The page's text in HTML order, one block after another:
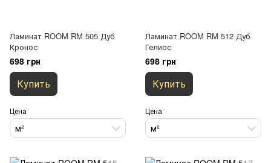
Ламинат ROOM RM 505 Дуб
Кронос
698 грн
Купить
Цена
м²
Ламинат ROOM RM 512 Дуб
Гелиос
698 грн
Купить
Цена
м²